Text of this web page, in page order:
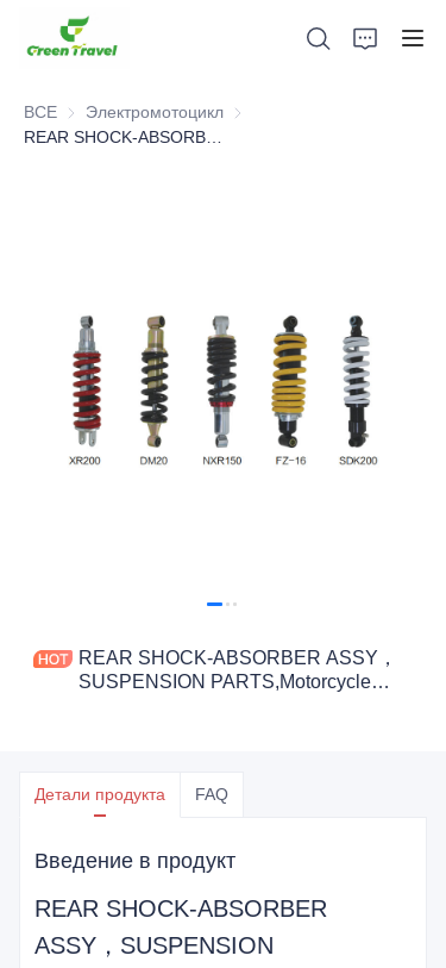
ВСЕ Электромотоцикл Электромотоцикл
REAR SHOCK-ABSORBER ASSY，
SUSPENSION PARTS,Motorcycle
Детали продукта FAQ
Введение в продукт
REAR SHOCK-ABSORBER
ASSY，SUSPENSION
О нас
Новости и случаи сотрудничества
Производственные базы и процессы